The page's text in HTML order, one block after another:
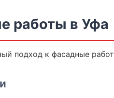
работы в Уфа
подход к фасадные